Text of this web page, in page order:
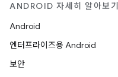
ANDROID 자세히 알아보기
Android
엔터프라이즈용 Android
보안